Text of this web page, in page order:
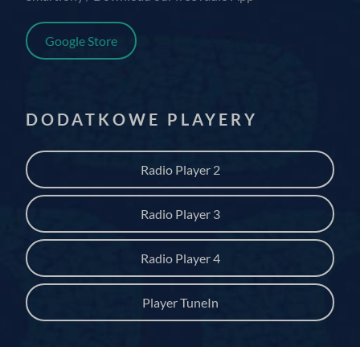
Google Store
DODATKOWE PLAYERY
Radio Player 2
Radio Player 3
Radio Player 4
Player TuneIn